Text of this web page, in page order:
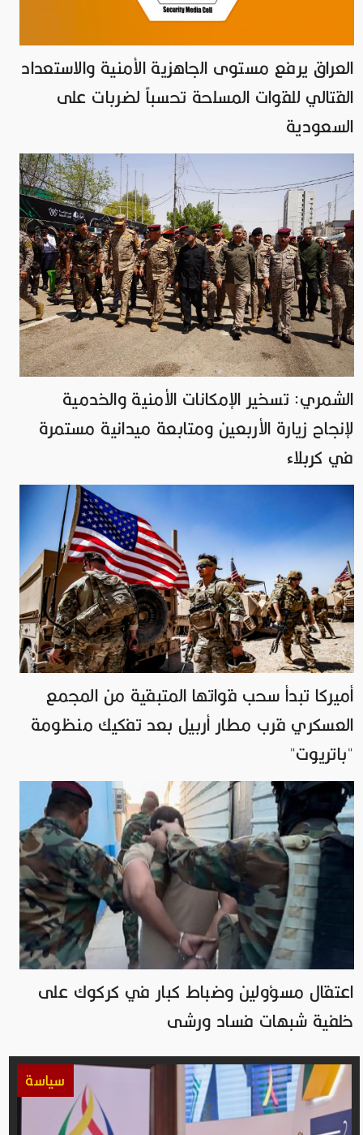
العراق يرفع مستوى الجاهزية الأمنية والاستعداد
القتالي للقوات المسلحة تحسباً لضربات على
السعودية
الشمري: تسخير الإمكانات الأمنية والخدمية
لإنجاح زيارة الأربعين ومتابعة ميدانية مستمرة
في كربلاء
أميركا تبدأ سحب قواتها المتبقية من المجمع
العسكري قرب مطار أربيل بعد تفكيك منظومة
"باتريوت"
اعتقال مسؤولين وضباط كبار في كركوك على
خلفية شبهات فساد ورشى
سياسة